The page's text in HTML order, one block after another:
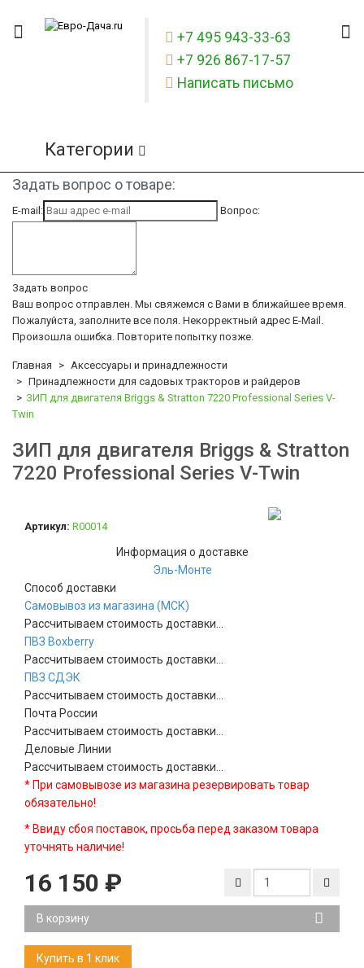
+7 495 943-33-63
+7 926 867-17-57
Написать письмо
Категории
Задать вопрос о товаре:
E-mail: Вопрос:
Задать вопрос
Ваш вопрос отправлен. Мы свяжемся с Вами в ближайшее время.
Пожалуйста, заполните все поля. Некорректный адрес E-Mail.
Произошла ошибка. Повторите попытку позже.
Главная
Аксессуары и принадлежности
Принадлежности для садовых тракторов и райдеров
ЗИП для двигателя Briggs & Stratton 7220 Professional Series V-
Twin
ЗИП для двигателя Briggs & Stratton
7220 Professional Series V-Twin
Артикул: R00014
Информация о доставке
Эль-Монте
Способ доставки
Самовывоз из магазина (МСК)
Рассчитываем стоимость доставки...
ПВЗ Boxberry
Рассчитываем стоимость доставки...
ПВЗ СДЭК
Рассчитываем стоимость доставки...
Почта России
Рассчитываем стоимость доставки...
Деловые Линии
Рассчитываем стоимость доставки...
* При самовывозе из магазина резервировать товар
обязательно!
* Ввиду сбоя поставок, просьба перед заказом товара
уточнять наличие!
16 150 ₽
В корзину